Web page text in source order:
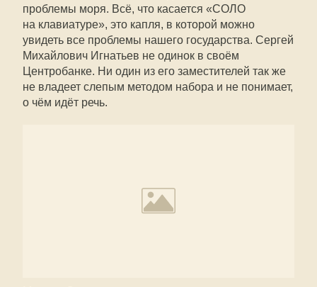
проблемы моря. Всё, что касается «СОЛО
на клавиатуре», это капля, в которой можно
увидеть все проблемы нашего государства. Сергей
Михайлович Игнатьев не одинок в своём
Центробанке. Ни один из его заместителей так же
не владеет слепым методом набора и не понимает,
о чём идёт речь.